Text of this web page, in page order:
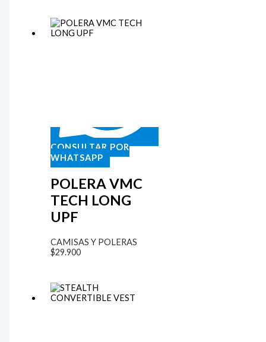
CONSULTAR POR
WHATSAPP
POLERA VMC
TECH LONG
UPF
CAMISAS Y POLERAS
$29.900